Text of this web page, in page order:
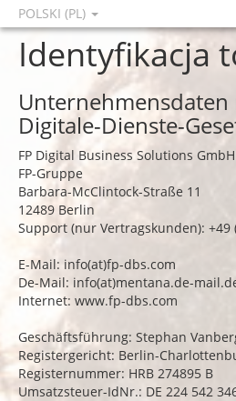
POLSKI (PL)
Identyfikacja
Unternehmensdaten
Digitale-Dienste-
FP Digital Business Solutions
FP-Gruppe
Barbara-McClintock-Straße 11
12489 Berlin
Support (nur Vertragskunden): +49
E-Mail: info(at)fp-dbs.com
De-Mail: info(at)mentana.de-
Internet: www.fp-dbs.com
Geschäftsführung: Stephan
Registergericht: Berlin-
Registernummer: HRB 274895 B
Umsatzsteuer-IdNr.: DE 224 542